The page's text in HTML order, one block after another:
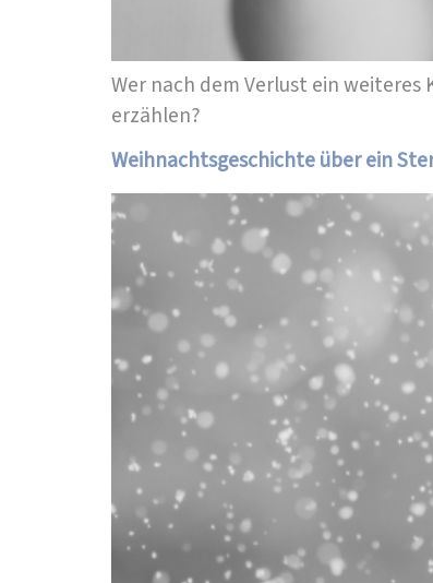
Wer nach dem Verlust ein
erzählen?
Weihnachtsgeschichte über ein